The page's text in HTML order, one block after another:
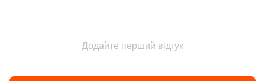
Додайте перший відгук